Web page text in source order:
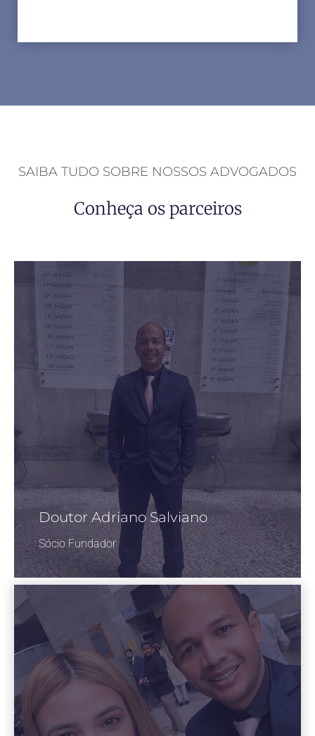
SAIBA TUDO SOBRE NOSSOS ADVOGADOS
Conheça os parceiros
Doutor Adriano Salviano
Sócio Fundador